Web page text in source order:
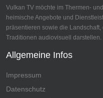
Vulkan TV möchte im Thermen-
heimische Angebote und
präsentieren sowie die
Traditionen audiovisuell darstellen.
Allgemeine Infos
Impressum
Datenschutz